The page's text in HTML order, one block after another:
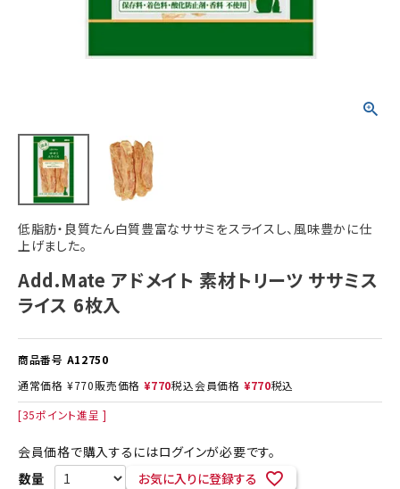
低脂肪・良質たん白質豊富なササミをスライスし、風味豊かに仕
上げました。
Add.Mate アドメイト 素材トリーツ ササミス
ライス 6枚入
商品番号 A12750
通常価格 ¥770販売価格 ¥770税込会員価格 ¥770税込
[35ポイント進呈 ]
会員価格で購入するにはログインが必要です。
お気に入りに登録する